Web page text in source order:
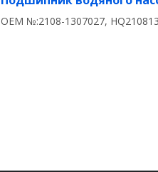
OEM №:2108-1307027,